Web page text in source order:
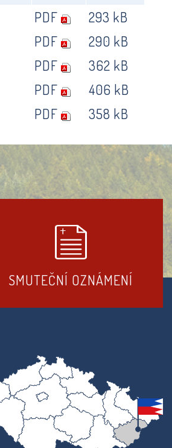
PDF
293 kB
PDF
290 kB
PDF
362 kB
PDF
406 kB
PDF 358 kB
SMUTEČNÍ OZNÁMENÍ